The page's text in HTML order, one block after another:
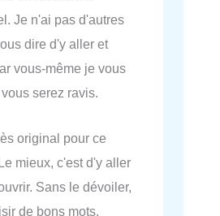
Je n'ai pas d'autres
dire d'y aller et
vous-même je vous
serez ravis.
original pour ce
mieux, c'est d'y aller
Sans le dévoiler,
de bons mots.